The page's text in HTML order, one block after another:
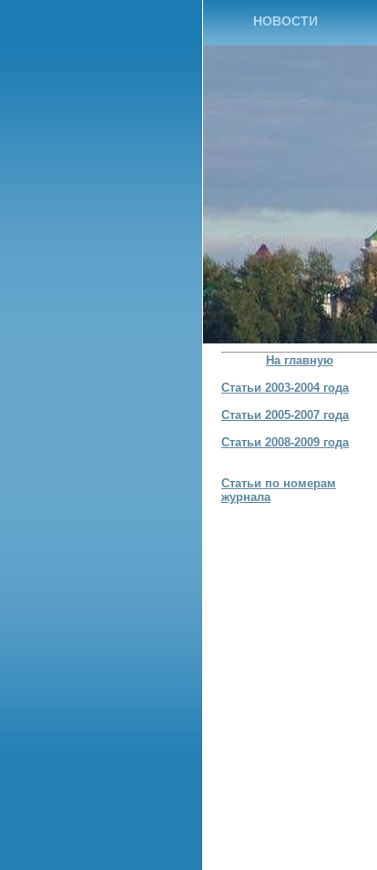
НОВОСТИ
На главную
Статьи 2003-2004 года
Статьи 2005-2007 года
Статьи 2008-2009 года
Статьи по номерам
журнала